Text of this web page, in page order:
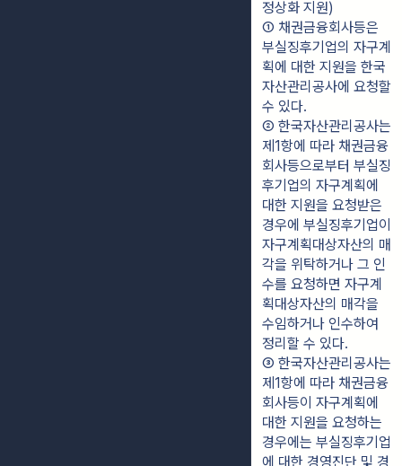
정상화 지원)
① 채권금융회사등은
부실징후기업의 자구계
획에 대한 지원을 한국
자산관리공사에 요청할
수 있다.
② 한국자산관리공사는
제1항에 따라 채권금융
회사등으로부터 부실징
후기업의 자구계획에
대한 지원을 요청받은
경우에 부실징후기업이
자구계획대상자산의 매
각을 위탁하거나 그 인
수를 요청하면 자구계
획대상자산의 매각을
수임하거나 인수하여
정리할 수 있다.
③ 한국자산관리공사는
제1항에 따라 채권금융
회사등이 자구계획에
대한 지원을 요청하는
경우에는 부실징후기업
에 대한 경영진단 및 경